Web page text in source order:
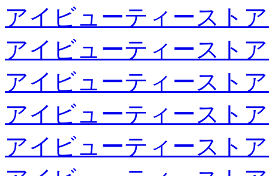
アイビューティースト
アイビューティースト
アイビューティースト
アイビューティースト
アイビューティースト